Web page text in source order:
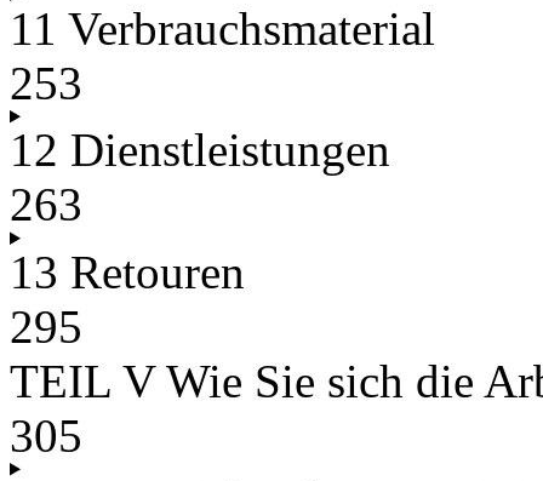
11 Verbrauchsmaterial
253
12 Dienstleistungen
263
13 Retouren
295
TEIL V Wie Sie sich die
305